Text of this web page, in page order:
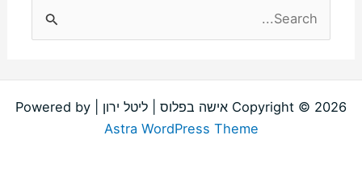
Search
for:
Copyright © 2026 אישה בפלוס | ליטל ירון | Powered by
Astra WordPress Theme